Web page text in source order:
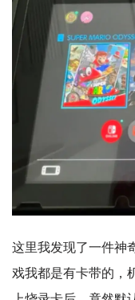
这里我发现了一件神
戏我都是有卡带的，